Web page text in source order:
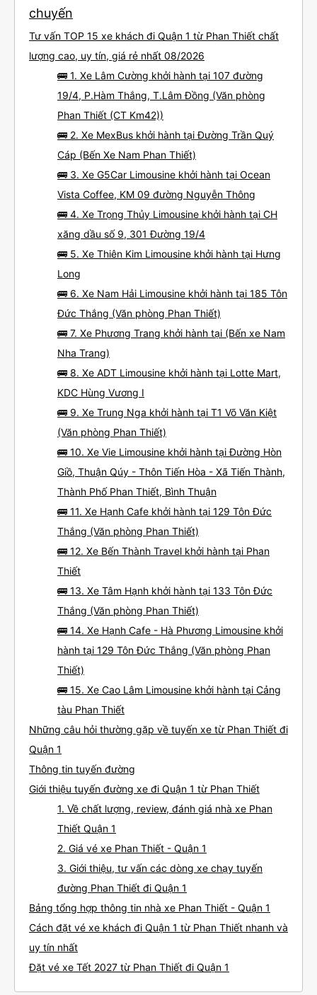
chuyến
Tư vấn TOP 15 xe khách đi Quận 1 từ Phan Thiết chất
lượng cao, uy tín, giá rẻ nhất 08/2026
🚌 1. Xe Lâm Cường khởi hành tại 107 đường
19/4, P.Hàm Thắng, T.Lâm Đồng (Văn phòng
Phan Thiết (CT Km42))
🚌 2. Xe MexBus khởi hành tại Đường Trần Quý
Cáp (Bến Xe Nam Phan Thiết)
🚌 3. Xe G5Car Limousine khởi hành tại Ocean
Vista Coffee, KM 09 đường Nguyễn Thông
🚌 4. Xe Trọng Thủy Limousine khởi hành tại CH
xăng dầu số 9, 301 Đường 19/4
🚌 5. Xe Thiên Kim Limousine khởi hành tại Hưng
Long
🚌 6. Xe Nam Hải Limousine khởi hành tại 185 Tôn
Đức Thắng (Văn phòng Phan Thiết)
🚌 7. Xe Phương Trang khởi hành tại (Bến xe Nam
Nha Trang)
🚌 8. Xe ADT Limousine khởi hành tại Lotte Mart,
KDC Hùng Vương I
🚌 9. Xe Trung Nga khởi hành tại T1 Võ Văn Kiệt
(Văn phòng Phan Thiết)
🚌 10. Xe Vie Limousine khởi hành tại Đường Hòn
Giồ, Thuận Qúy - Thôn Tiến Hòa - Xã Tiến Thành,
Thành Phố Phan Thiết, Bình Thuận
🚌 11. Xe Hạnh Cafe khởi hành tại 129 Tôn Đức
Thắng (Văn phòng Phan Thiết)
🚌 12. Xe Bến Thành Travel khởi hành tại Phan
Thiết
🚌 13. Xe Tâm Hạnh khởi hành tại 133 Tôn Đức
Thắng (Văn phòng Phan Thiết)
🚌 14. Xe Hạnh Cafe - Hà Phương Limousine khởi
hành tại 129 Tôn Đức Thắng (Văn phòng Phan
Thiết)
🚌 15. Xe Cao Lâm Limousine khởi hành tại Cảng
tàu Phan Thiết
Những câu hỏi thường gặp về tuyến xe từ Phan Thiết đi
Quận 1
Thông tin tuyến đường
Giới thiệu tuyến đường xe đi Quận 1 từ Phan Thiết
1. Về chất lượng, review, đánh giá nhà xe Phan
Thiết Quận 1
2. Giá vé xe Phan Thiết - Quận 1
3. Giới thiệu, tư vấn các dòng xe chạy tuyến
đường Phan Thiết đi Quận 1
Bảng tổng hợp thông tin nhà xe Phan Thiết - Quận 1
Cách đặt vé xe khách đi Quận 1 từ Phan Thiết nhanh và
uy tín nhất
Đặt vé xe Tết 2027 từ Phan Thiết đi Quận 1